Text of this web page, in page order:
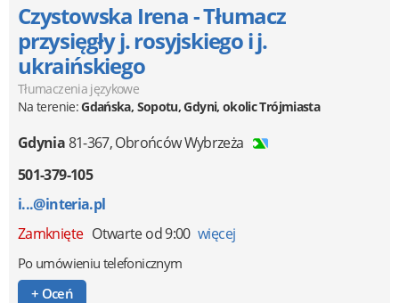
Czystowska Irena - Tłumacz
przysięgły j. rosyjskiego i j.
ukraińskiego
Tłumaczenia językowe
Na terenie:Gdańska, Sopotu, Gdyni, okolic Trójmiasta
Gdynia81-367,Obrońców Wybrzeża
501-379-105
i...@interia.pl
Zamknięte Otwarte od 9:00 więcej
Po umówieniu telefonicznym
+ Oceń